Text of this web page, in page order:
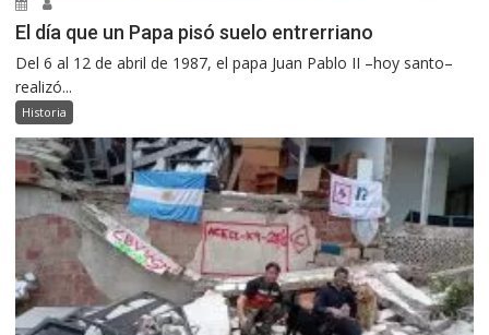
El día que un Papa pisó suelo entrerriano
Del 6 al 12 de abril de 1987, el papa Juan Pablo II –hoy santo–
realizó...
Historia